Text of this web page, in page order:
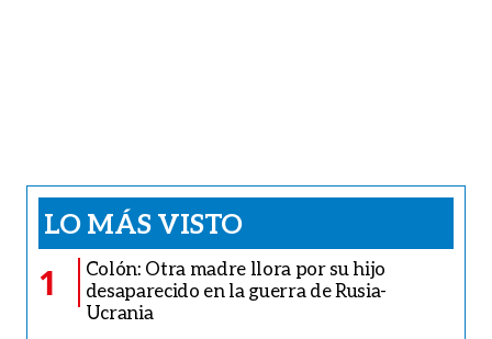
LO MÁS VISTO
1
Colón: Otra madre llora por su hijo
desaparecido en la guerra de Rusia-
Ucrania